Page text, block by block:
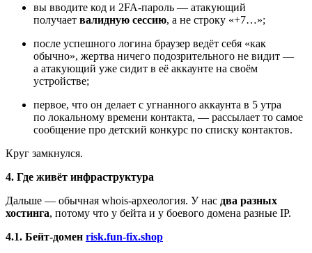
вы вводите код и 2FA‑пароль — атакующий
получает валидную сессию, а не строку «+7…»;
после успешного логина браузер ведёт себя «как
обычно», жертва ничего подозрительного не видит —
а атакующий уже сидит в её аккаунте на своём
устройстве;
первое, что он делает с угнанного аккаунта в 5 утра
по локальному времени контакта, — рассылает то самое
сообщение про детский конкурс по списку контактов.
Круг замкнулся.
4. Где живёт инфраструктура
Дальше — обычная whois‑археология. У нас два разных
хостинга, потому что у бейта и у боевого домена разные IP.
4.1. Бейт‑домен risk.fun‑fix.shop